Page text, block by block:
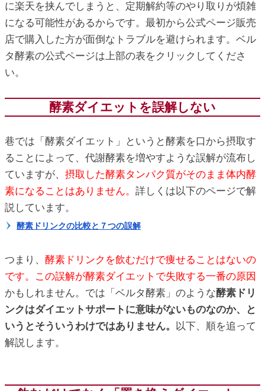
に楽天を挟んでしまうと、定期解約等のやり取りが煩雑
になる可能性があるからです。最初から公式ページ販売
店で購入した方が面倒なトラブルを避けられます。ベル
タ酵素の公式ページは上部の表をクリックしてくださ
い。
酵素ダイエットを誤解しない
巷では「酵素ダイエット」というと酵素を口から摂取す
ることによって、代謝酵素を増やすような誤解が流布し
ていますが、 摂取した酵素タンパク質がそのまま体内酵
素になることはありません。 詳しくは以下のページで解
説しています。
酵素ドリンクの比較と７つの誤解
つまり、 酵素ドリンクを飲むだけで痩せることはないの
です。この誤解が酵素ダイエットで失敗する一番の原因
かもしれません。では「ベルタ酵素」のような酵素ドリ
ンクはダイエットサポートに意味がないものなのか、と
いうとそういうわけではありません。 以下、順を追って
解説します。